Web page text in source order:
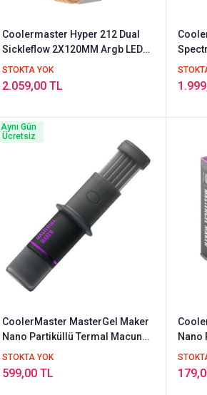
Coolermaster Hyper 212 Dual
Sickleflow 2X120MM Argb LED
Fanlı Cpu Soğutucusu RR-
212TK-18PA-R1
STOKTA YOK
2.059,00 TL
CoolerMaster MasterGel Maker
Nano Partiküllü Termal Macun
R2 (MGZ-NDSG-N15M-R2)
STOKTA YOK
599,00 TL
Aynı Gün
Ücretsiz
Nano
R2